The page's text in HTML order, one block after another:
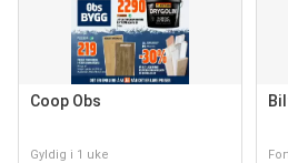
Coop Obs
Gyldig i 1 uke